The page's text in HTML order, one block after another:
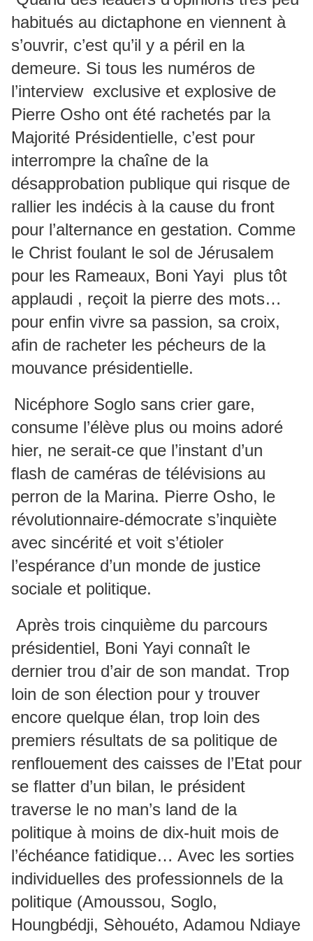
habitués au dictaphone en viennent à
s’ouvrir, c’est qu’il y a péril en la
demeure. Si tous les numéros de
l’interview exclusive et explosive de
Pierre Osho ont été rachetés par la
Majorité Présidentielle, c’est pour
interrompre la chaîne de la
désapprobation publique qui risque de
rallier les indécis à la cause du front
pour l’alternance en gestation. Comme
le Christ foulant le sol de Jérusalem
pour les Rameaux, Boni Yayi plus tôt
applaudi , reçoit la pierre des mots…
pour enfin vivre sa passion, sa croix,
afin de racheter les pécheurs de la
mouvance présidentielle.
Nicéphore Soglo sans crier gare,
consume l’élève plus ou moins adoré
hier, ne serait-ce que l’instant d’un
flash de caméras de télévisions au
perron de la Marina. Pierre Osho, le
révolutionnaire-démocrate s’inquiète
avec sincérité et voit s’étioler
l’espérance d’un monde de justice
sociale et politique.
Après trois cinquième du parcours
présidentiel, Boni Yayi connaît le
dernier trou d’air de son mandat. Trop
loin de son élection pour y trouver
encore quelque élan, trop loin des
premiers résultats de sa politique de
renflouement des caisses de l’Etat pour
se flatter d’un bilan, le président
traverse le no man’s land de la
politique à moins de dix-huit mois de
l’échéance fatidique… Avec les sorties
individuelles des professionnels de la
politique (Amoussou, Soglo,
Houngbédji, Sèhouéto, Adamou Ndiaye